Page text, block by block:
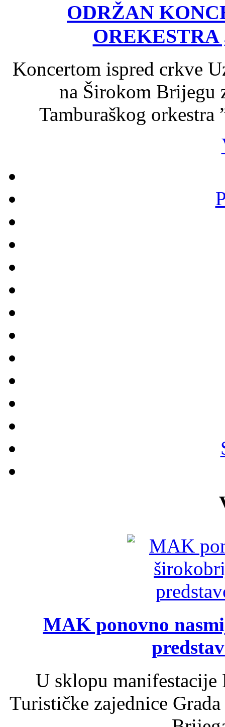
ODRŽAN
Koncertom ispred crkve
na Širokom Brijegu
Tamburaškog orkestra
MAK ponovno
U sklopu
Turističke zajednice